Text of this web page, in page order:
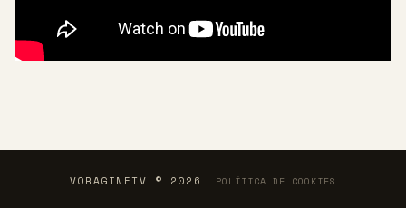
VORAGINETV © 2026 POLÍTICA DE COOKIES